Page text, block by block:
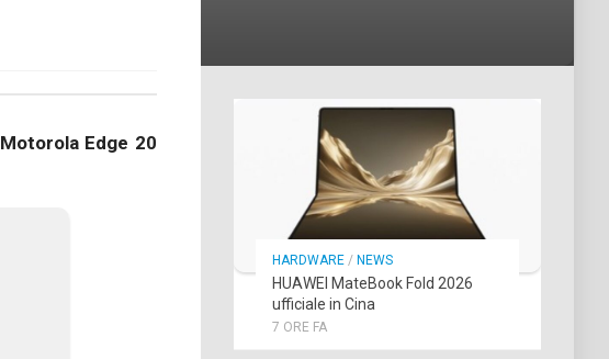
Motorola Edge 20
HARDWARE / NEWS
HUAWEI MateBook Fold 2026
ufficiale in Cina
7 ORE FA